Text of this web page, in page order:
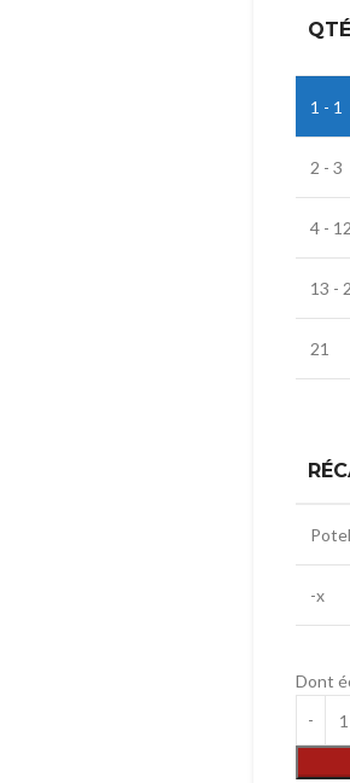
QTÉ
1 - 1
2 - 3
4 - 12
13 -
21
-x
Dont